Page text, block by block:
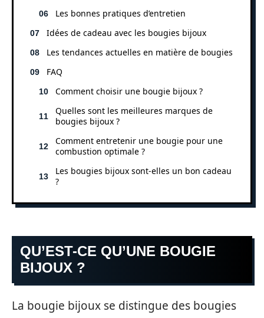
Les bonnes pratiques d’entretien
Idées de cadeau avec les bougies bijoux
Les tendances actuelles en matière de bougies
FAQ
Comment choisir une bougie bijoux ?
Quelles sont les meilleures marques de
bougies bijoux ?
Comment entretenir une bougie pour une
combustion optimale ?
Les bougies bijoux sont-elles un bon cadeau
?
QU’EST-CE QU’UNE BOUGIE
BIJOUX ?
La bougie bijoux se distingue des bougies